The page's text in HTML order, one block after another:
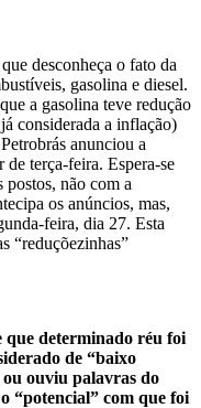
desconheça o fato da
gasolina e diesel.
a gasolina teve redução
considerada a inflação)
anunciou a
terça-feira. Espera-se
postos, não com a
os anúncios, mas,
feira, dia 27. Esta
“reduçõezinhas”
que determinado réu foi
de “baixo
ou ouviu palavras do
“potencial” com que foi